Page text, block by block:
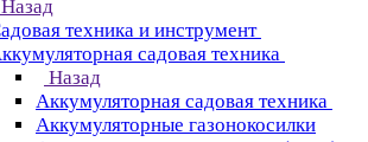
Назад
техника и инструмент
садовая техника
Назад
Аккумуляторная садовая техника
Аккумуляторные газонокосилки